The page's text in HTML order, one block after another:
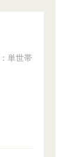
：単世帯